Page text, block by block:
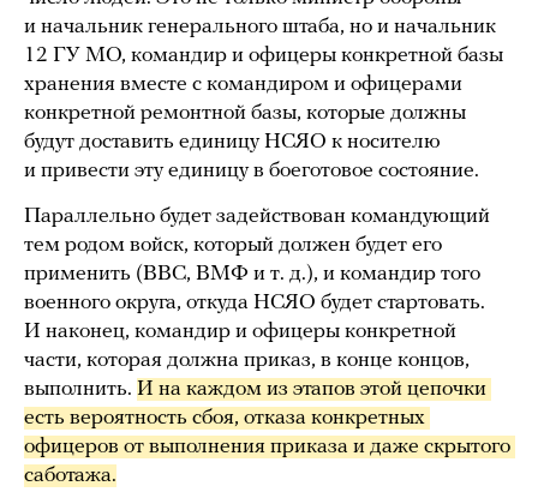
и начальник генерального штаба, но и начальник
12 ГУ МО, командир и офицеры конкретной базы
хранения вместе с командиром и офицерами
конкретной ремонтной базы, которые должны
будут доставить единицу НСЯО к носителю
и привести эту единицу в боеготовое состояние.
Параллельно будет задействован командующий
тем родом войск, который должен будет его
применить (ВВС, ВМФ и т. д.), и командир того
военного округа, откуда НСЯО будет стартовать.
И наконец, командир и офицеры конкретной
части, которая должна приказ, в конце концов,
выполнить. И на каждом из этапов этой цепочки
есть вероятность сбоя, отказа конкретных
офицеров от выполнения приказа и даже скрытого
саботажа.